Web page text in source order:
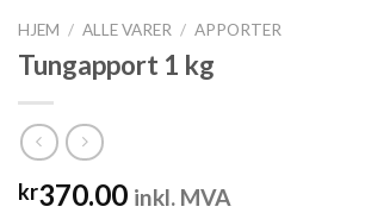
HJEM / ALLE VARER / APPORTER
Tungapport 1 kg
kr370.00 inkl. MVA